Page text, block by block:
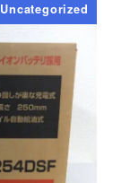
Uncategorized